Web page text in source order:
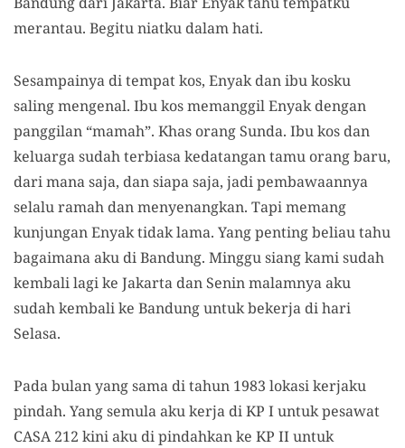
merantau. Begitu niatku dalam hati.
Sesampainya di tempat kos, Enyak dan ibu kosku
saling mengenal. Ibu kos memanggil Enyak dengan
panggilan “mamah”. Khas orang Sunda. Ibu kos dan
keluarga sudah terbiasa kedatangan tamu orang baru,
dari mana saja, dan siapa saja, jadi pembawaannya
selalu ramah dan menyenangkan. Tapi memang
kunjungan Enyak tidak lama. Yang penting beliau tahu
bagaimana aku di Bandung. Minggu siang kami sudah
kembali lagi ke Jakarta dan Senin malamnya aku
sudah kembali ke Bandung untuk bekerja di hari
Selasa.
Pada bulan yang sama di tahun 1983 lokasi kerjaku
pindah. Yang semula aku kerja di KP I untuk pesawat
CASA 212 kini aku di pindahkan ke KP II untuk